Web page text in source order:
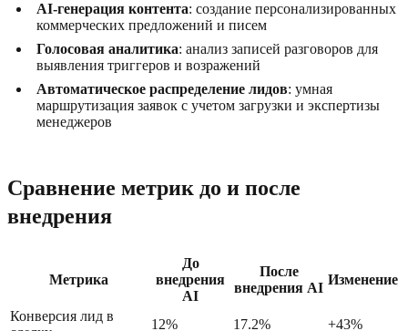
AI-генерация контента: создание персонализированных
коммерческих предложений и писем
Голосовая аналитика: анализ записей разговоров для
выявления триггеров и возражений
Автоматическое распределение лидов: умная
маршрутизация заявок с учетом загрузки и экспертизы
менеджеров
Сравнение метрик до и после
внедрения
Метрика
До
внедрения
AI
После
внедрения AI
Изменение
Конверсия лид в
12% 17.2% +43%